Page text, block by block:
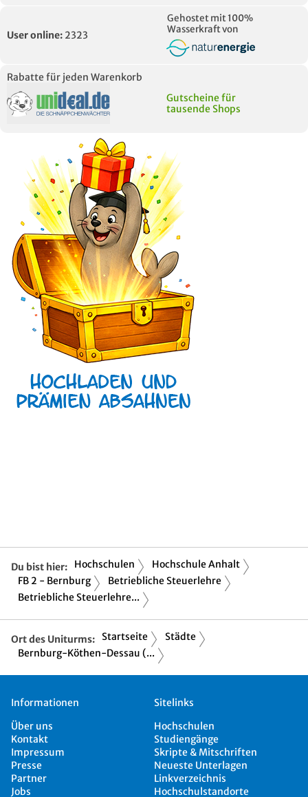
User online: 2323
Gehostet mit 100%
Wasserkraft von
Rabatte für jeden Warenkorb
Gutscheine für
tausende Shops
Du bist hier: Hochschulen
Hochschule Anhalt
FB 2 - Bernburg
Betriebliche Steuerlehre
Betriebliche Steuerlehre...
Ort des Uniturms: Startseite
Städte
Bernburg-Köthen-Dessau (...
Informationen
Über uns
Kontakt
Impressum
Presse
Partner
Jobs
Sitelinks
Hochschulen
Studiengänge
Skripte & Mitschriften
Neueste Unterlagen
Linkverzeichnis
Hochschulstandorte